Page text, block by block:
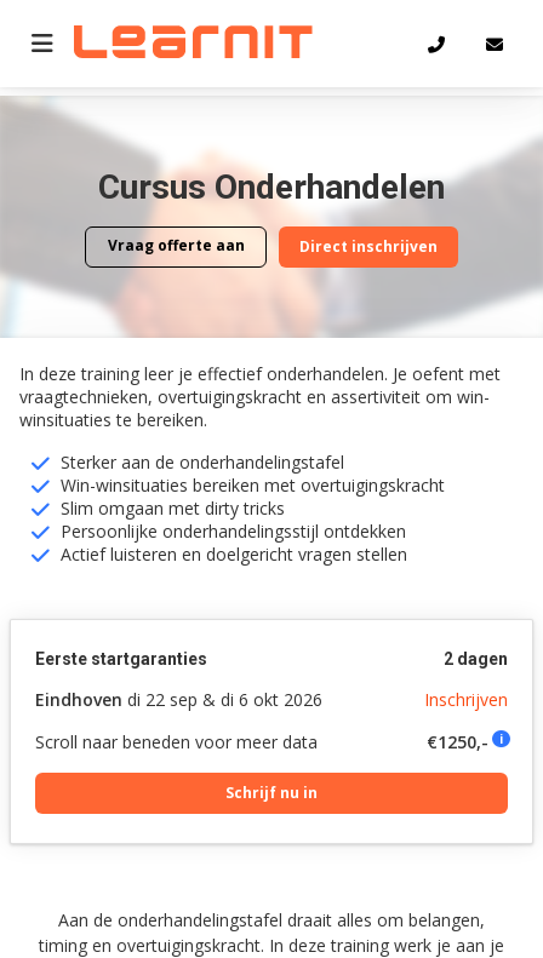
Home Onderhandelen
Cursus Onderhandelen
Vraag offerte aan Direct inschrijven
Vraag offerte aan Direct inschrijven
In deze training leer je effectief onderhandelen. Je oefent met
vraagtechnieken, overtuigingskracht en assertiviteit om win-
winsituaties te bereiken.
Sterker aan de onderhandelingstafel
Win-winsituaties bereiken met overtuigingskracht
Slim omgaan met dirty tricks
Persoonlijke onderhandelingsstijl ontdekken
Actief luisteren en doelgericht vragen stellen
Eerste startgaranties 2 dagen
Eindhoven di 22 sep & di 6 okt 2026
Inschrijven
Scroll naar beneden voor meer data
€1250,- i
Schrijf nu in
Aan de onderhandelingstafel draait alles om belangen,
timing en overtuigingskracht. In deze training werk je aan je